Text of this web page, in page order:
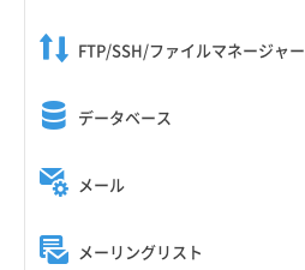
FTP/SSH/ファイルマネージャー
データベース
メール
メーリングリスト